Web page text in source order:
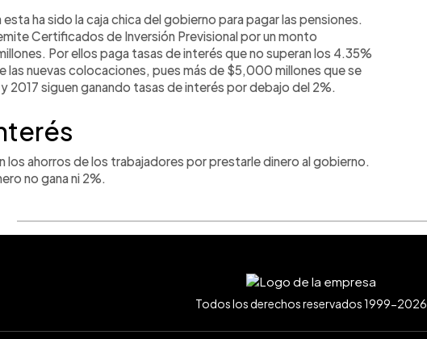
ha sido la caja chica del gobierno para pagar las pensiones.
Certificados de Inversión Previsional por un monto
Por ellos paga tasas de interés que no superan los 4.35%
las nuevas colocaciones, pues más de $5,000 millones que se
2017 siguen ganando tasas de interés por debajo del 2%.
los ahorros de los trabajadores por prestarle dinero al gobierno.
no gana ni 2%.
Todos los derechos reservados 1999-2026